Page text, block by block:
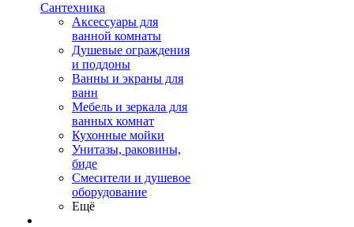
Сантехника
Аксессуары для
ванной комнаты
Душевые ограждения
и поддоны
Ванны и экраны для
ванн
Мебель и зеркала для
ванных комнат
Кухонные мойки
Унитазы, раковины,
биде
Смесители и душевое
оборудование
Ещё